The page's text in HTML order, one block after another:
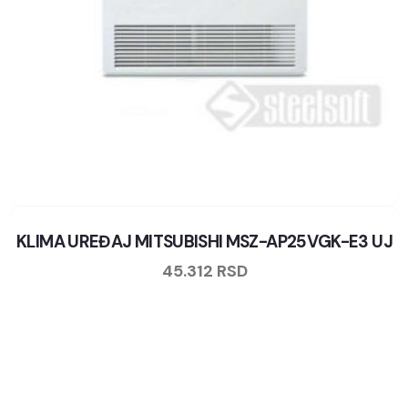
KLIMA UREĐAJ MITSUBISHI MSZ-AP25VGK-E3 UJ
45.312 RSD